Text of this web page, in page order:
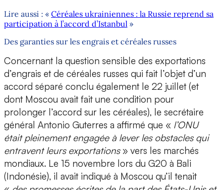
Lire aussi : « Céréales ukrainiennes : la Russie reprend sa
participation à l’accord d’Istanbul »
Des garanties sur les engrais et céréales russes
Concernant la question sensible des exportations
d’engrais et de céréales russes qui fait l’objet d’un
accord séparé conclu également le 22 juillet (et
dont Moscou avait fait une condition pour
prolonger l’accord sur les céréales), le secrétaire
général Antonio Guterres a affirmé que « l’ONU
était pleinement engagée à lever les obstacles qui
entravent leurs exportations» vers les marchés
mondiaux. Le 15 novembre lors du G20 à Bali
(Indonésie), il avait indiqué à Moscou qu’il tenait